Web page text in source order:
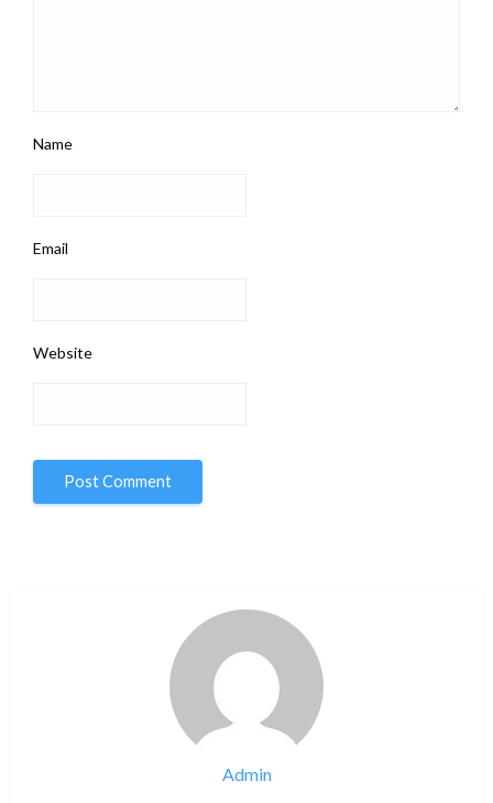
Name
Email
Website
Admin